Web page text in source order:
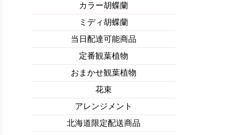
カラー胡蝶蘭
ミディ胡蝶蘭
当日配達可能商品
定番観葉植物
おまかせ観葉植物
花束
アレンジメント
北海道限定配送商品